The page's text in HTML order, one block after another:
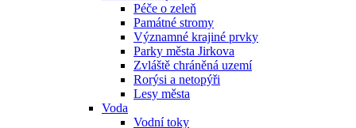
Péče o zeleň
Památné stromy
Významné krajiné prvky
Parky města Jirkova
Zvláště chráněná uzemí
Rorýsi a netopýři
Lesy města
Voda
Vodní toky